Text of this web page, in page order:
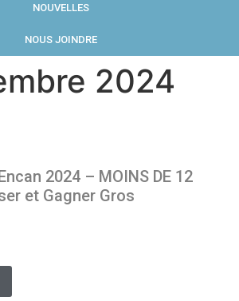
NOUVELLES
NOUS JOINDRE
2024
2024 – MOINS DE 12
et Gagner Gros